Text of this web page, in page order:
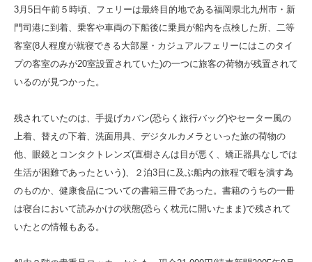
3月5日午前５時頃、フェリーは最終目的地である福岡県北九州市・新
門司港に到着、乗客や車両の下船後に乗員が船内を点検した所、二等
客室(8人程度が就寝できる大部屋・カジュアルフェリーにはこのタイ
プの客室のみが20室設置されていた)の一つに旅客の荷物が残置されて
いるのが見つかった。
残されていたのは、手提げカバン(恐らく旅行バッグ)やセーター風の
上着、替えの下着、洗面用具、デジタルカメラといった旅の荷物の
他、眼鏡とコンタクトレンズ(直樹さんは目が悪く、矯正器具なしでは
生活が困難であったという)、２泊3日に及ぶ船内の旅程で暇を潰す為
のものか、健康食品についての書籍三冊であった。書籍のうちの一冊
は寝台において読みかけの状態(恐らく枕元に開いたまま)で残されて
いたとの情報もある。